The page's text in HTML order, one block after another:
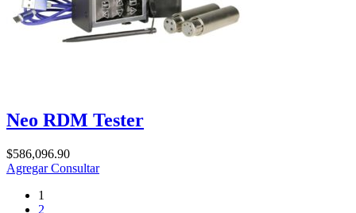
Neo RDM Tester
$586,096.90
AgregarConsultar
1
2